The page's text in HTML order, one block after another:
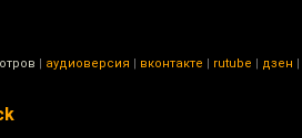
| аудиоверсия | вконтакте | rutube | дзен |